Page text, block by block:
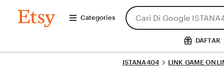
ISTANA404
Categories
Search
for
items
shops
DAFTAR
ISTANA404 LINK GAME